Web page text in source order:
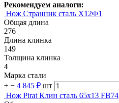
Рекомендуем аналоги:
Нож Странник сталь Х12Ф1
Общая длина
276
Длина клинка
149
Толщина клинка
4
Марка стали
+ − 4 845 ₽ шт
Нож Pirat Клин сталь 65х13 FB74